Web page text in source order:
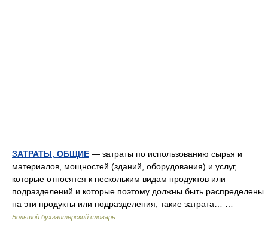
ЗАТРАТЫ, ОБЩИЕ — затраты по использованию сырья и
материалов, мощностей (зданий, оборудования) и услуг,
которые относятся к нескольким видам продуктов или
подразделений и которые поэтому должны быть распределены
на эти продукты или подразделения; такие затрата… …
Большой бухгалтерский словарь